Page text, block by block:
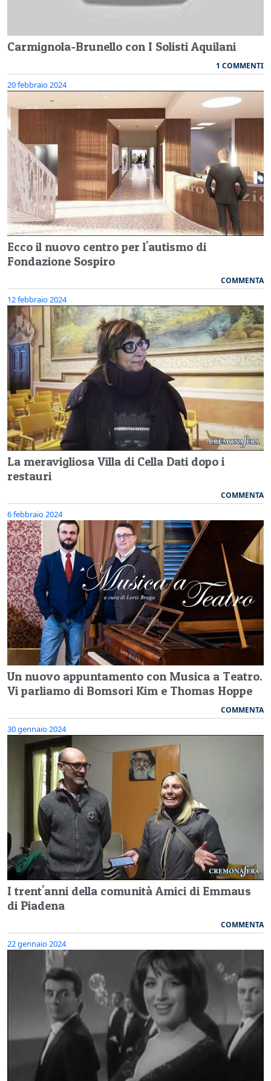
Carmignola-Brunello con I Solisti Aquilani
1 COMMENTI
20 febbraio 2024
Ecco il nuovo centro per l'autismo di
Fondazione Sospiro
COMMENTA
12 febbraio 2024
La meravigliosa Villa di Cella Dati dopo i
restauri
COMMENTA
6 febbraio 2024
Un nuovo appuntamento con Musica a Teatro.
Vi parliamo di Bomsori Kim e Thomas Hoppe
COMMENTA
30 gennaio 2024
I trent'anni della comunità Amici di Emmaus
di Piadena
COMMENTA
22 gennaio 2024